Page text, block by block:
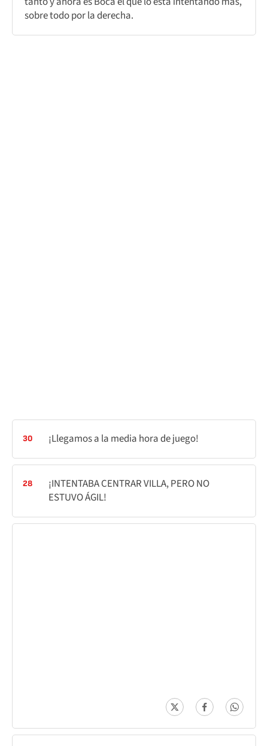
sobre todo por la derecha.
30 ¡Llegamos a la media hora de juego!
28
¡INTENTABA CENTRAR VILLA, PERO NO
ESTUVO ÁGIL!